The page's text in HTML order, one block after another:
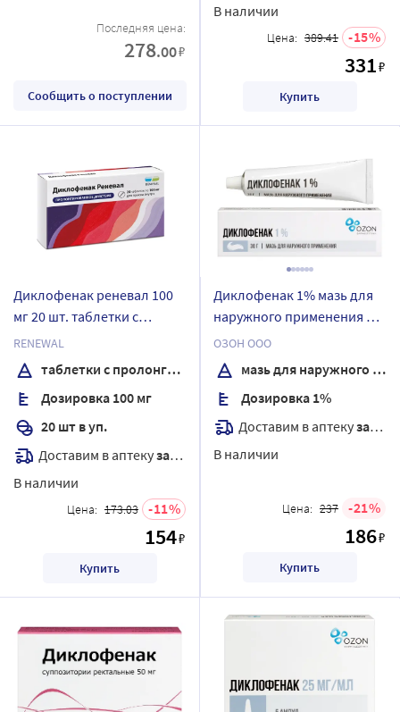
Последняя цена:
278.00₽
Сообщить о поступлении
В наличии
Цена: 389.41 15
331₽
Купить
Диклофенак реневал 100
мг 20 шт. таблетки с
пролонгированным
высвобождением,
покрытые пленочной
оболочкой
RENEWAL
таблетки с пролонгированным высвобождением, покрытые пленочной оболочкой
Дозировка 100 мг
20 шт в уп.
Доставим в аптекузавтра
В наличии
Цена: 173.03 11
154₽
Купить
Диклофенак 1% мазь для
наружного применения 30
гр
ОЗОН ООО
мазь для наружного применения
Дозировка 1%
Доставим в аптекузавтра
В наличии
Цена: 237 21
186₽
Купить